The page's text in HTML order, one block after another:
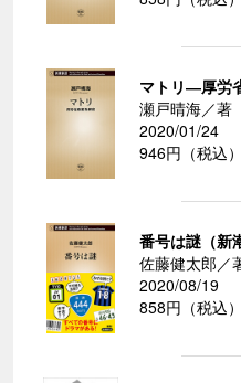
マトリ―厚労
瀬戸晴海／著
2020/01/24
946円（税込）
番号は謎（新
佐藤健太郎／
2020/08/19
858円（税込）